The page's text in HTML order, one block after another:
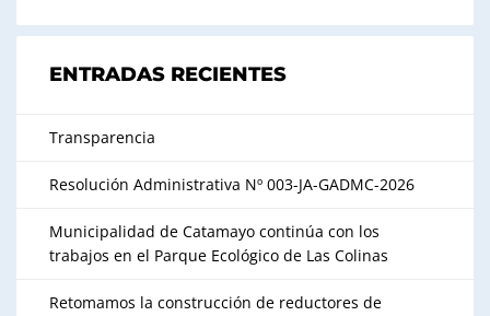
ENTRADAS RECIENTES
Transparencia
Resolución Administrativa Nº 003-JA-GADMC-2026
Municipalidad de Catamayo continúa con los
trabajos en el Parque Ecológico de Las Colinas
Retomamos la construcción de reductores de